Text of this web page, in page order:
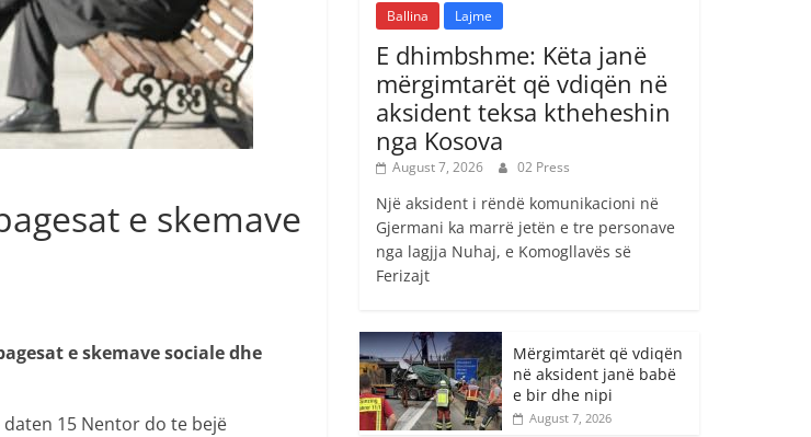
e skemave
e skemave sociale dhe
15 Nentor do te bejë
Ballina Lajme
E dhimbshme: Këta janë
mërgimtarët që vdiqën në
aksident teksa ktheheshin
nga Kosova
August 7, 2026 02 Press
Një aksident i rëndë komunikacioni në
Gjermani ka marrë jetën e tre personave
nga lagjja Nuhaj, e Komogllavës së
Ferizajt
Mërgimtarët që vdiqën
në aksident janë babë
e bir dhe nipi
August 7, 2026